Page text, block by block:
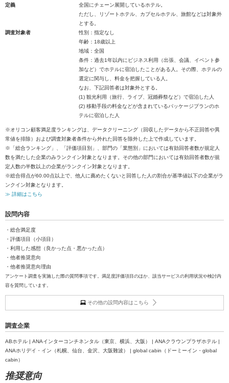
定義
全国にチェーン展開しているホテル。
ただし、リゾートホテル、カプセルホテル、旅館などは対象外
とする。
調査対象者
性別：指定なし
年齢：18歳以上
地域：全国
条件：過去1年以内にビジネス利用（出張、会議、イベント参
加など）でホテルに宿泊したことがある人。その際、ホテルの
選定に関与し、料金を把握している人。
なお、下記回答者は対象外とする。
(1) 観光利用（旅行、ライブ、冠婚葬祭など）で宿泊した人
(2) 移動手段の料金などが含まれているパッケージプランのホ
テルに宿泊した人
※オリコン顧客満足度ランキングは、データクリーニング（回収したデータから不正回答や異
常値を排除）および調査対象者条件から外れた回答を除外した上で作成しています。
※「総合ランキング」、「評価項目別」、部門の「業態別」においては有効回答者数が規定人
数を満たした企業のみランクイン対象となります。その他の部門においては有効回答者数が規
定人数の半数以上の企業がランクイン対象となります。
※総合得点が60.00点以上で、他人に薦めたくないと回答した人の割合が基準値以下の企業がラ
ンクイン対象となります。
≫ 詳細はこちら
設問内容
・総合満足度
・評価項目（小項目）
・利用した感想（良かった点・悪かった点）
・他者推奨意向
・他者推奨意向理由
アンケート調査を実施した際の質問事項です。満足度評価項目のほか、該当サービスの利用状況や検討内
容を質問しています。
その他の設問内容はこちら
調査企業
ABホテル | ANAインターコンチネンタル（東京、横浜、大阪） | ANAクラウンプラザホテル |
ANAホリデイ・イン（札幌、仙台、金沢、大阪難波） | global cabin（ドーミーイン・global
cabin）
推奨意向